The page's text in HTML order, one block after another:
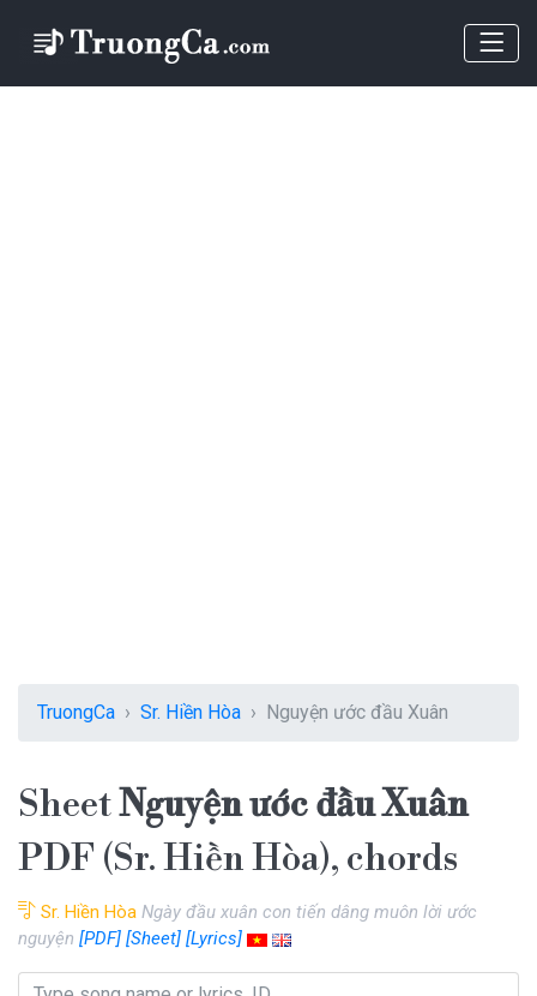
TruongCa Sr. Hiền Hòa Nguyện ước đầu Xuân
SheetNguyện ước đầu Xuân
PDF (Sr. Hiền Hòa), chords
Sr. Hiền Hòa Ngày đầu xuân con tiến dâng muôn lời ước
nguyện [PDF] [Sheet] [Lyrics]